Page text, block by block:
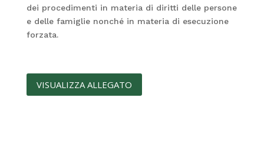
dei procedimenti in materia di diritti delle persone
e delle famiglie nonché in materia di esecuzione
forzata.
VISUALIZZA ALLEGATO